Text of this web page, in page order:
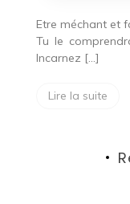
Etre méchant et
Tu le
Incarnez […]
Lire la suite